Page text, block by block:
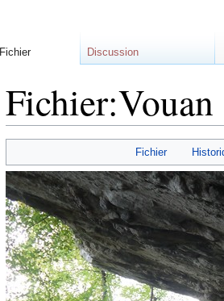
Fichier
Fichier Discussion